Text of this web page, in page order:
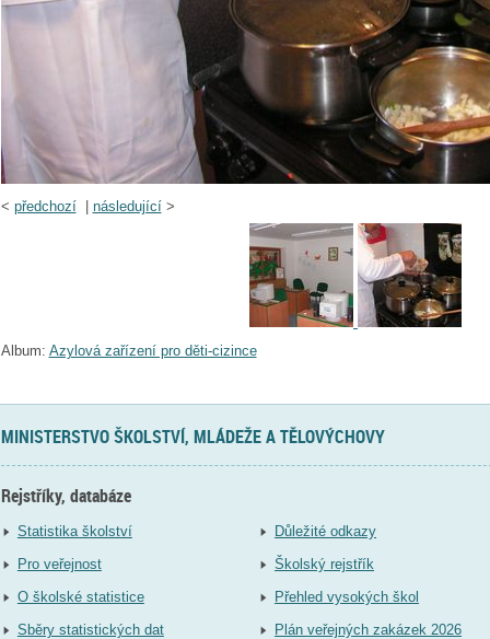
< předchozí| následující>
Album: Azylová zařízení pro děti-cizince
MINISTERSTVO ŠKOLSTVÍ, MLÁDEŽE A TĚLOVÝCHOVY
Rejstříky, databáze
Statistika školství
Pro veřejnost
O školské statistice
Sběry statistických dat
Důležité odkazy
Školský rejstřík
Přehled vysokých škol
Plán veřejných zakázek 2026